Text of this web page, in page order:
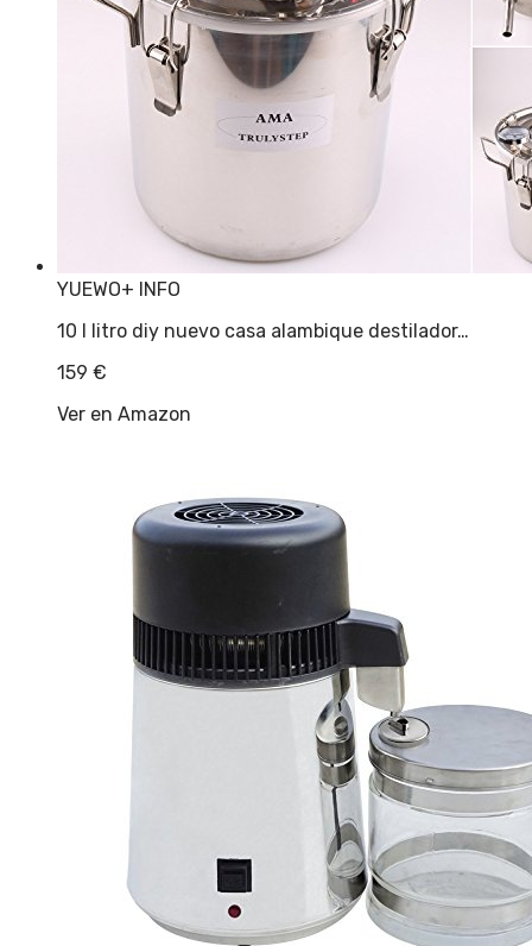
YUEWO+ INFO
10 l litro diy nuevo casa alambique destilador…
159 €
Ver en Amazon